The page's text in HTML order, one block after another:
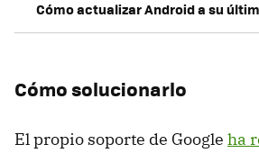
Cómo actualizar Android a su
Cómo solucionarlo
El propio soporte de Google ha